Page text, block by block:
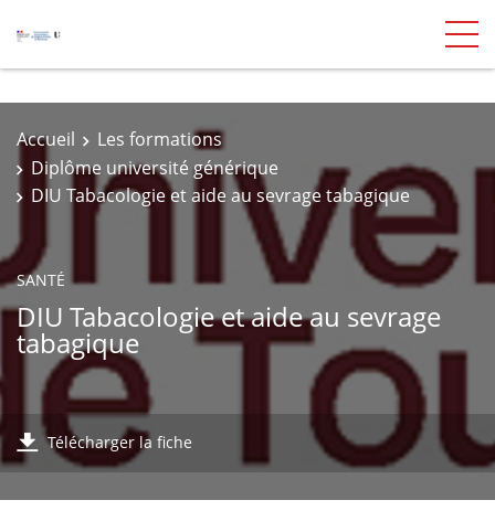
Accueil
Les formations
Diplôme université générique
DIU Tabacologie et aide au sevrage tabagique
SANTÉ
DIU Tabacologie et aide au sevrage
tabagique
Télécharger la fiche